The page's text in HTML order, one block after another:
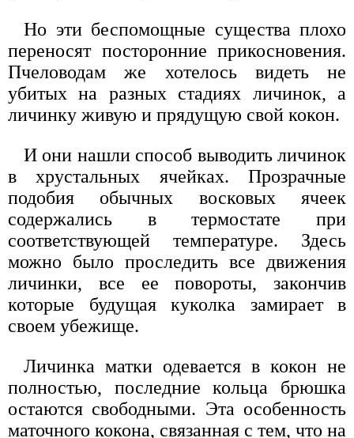
Но эти беспомощные существа плохо
переносят посторонние прикосновения.
Пчеловодам же хотелось видеть не
убитых на разных стадиях личинок, а
личинку живую и прядущую свой кокон.
И они нашли способ выводить личинок
в хрустальных ячейках. Прозрачные
подобия обычных восковых ячеек
содержались в термостате при
соответствующей температуре. Здесь
можно было проследить все движения
личинки, все ее повороты, закончив
которые будущая куколка замирает в
своем убежище.
Личинка матки одевается в кокон не
полностью, последние кольца брюшка
остаются свободными. Эта особенность
маточного кокона, связанная с тем, что на